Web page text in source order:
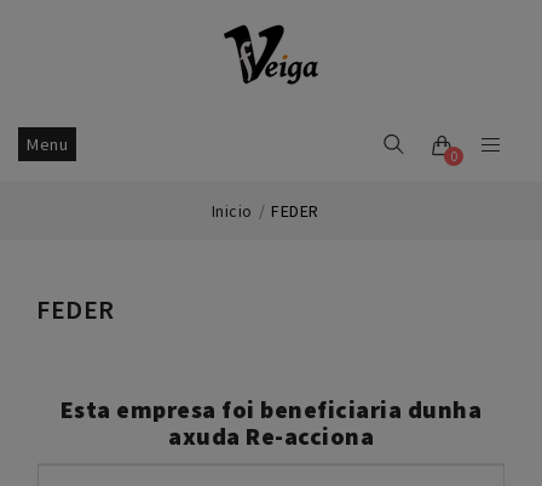
Menu
0
Inicio FEDER
FEDER
Esta empresa foi beneficiaria dunha
axuda Re-acciona